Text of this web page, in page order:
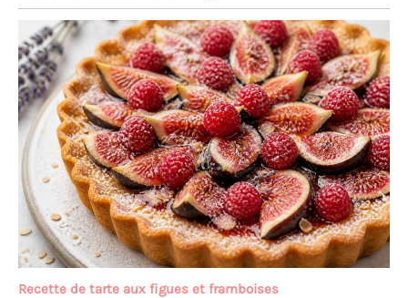
Recette de tarte aux figues et framboises